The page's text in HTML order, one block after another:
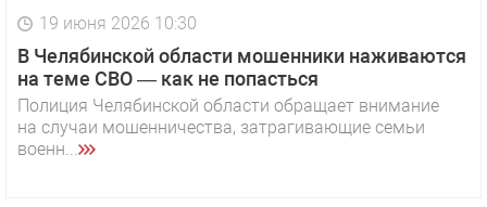
19 июня 2026 10:30
В Челябинской области мошенники наживаются
на теме СВО — как не попасться
Полиция Челябинской области обращает внимание
на случаи мошенничества, затрагивающие семьи
военн...